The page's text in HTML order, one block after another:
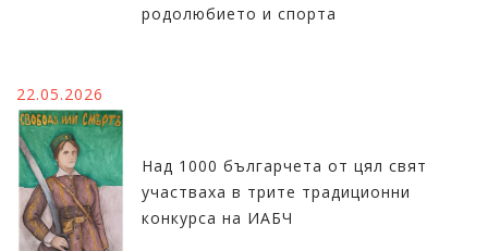
родолюбието и спорта
22.05.2026
Над 1000 българчета от цял свят
участваха в трите традиционни
конкурса на ИАБЧ